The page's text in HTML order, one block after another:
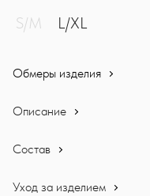
S/M L/XL
Обмеры изделия
Описание
Состав
Уход за изделием